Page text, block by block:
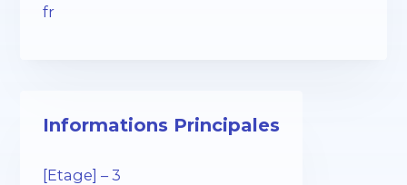
fr
Informations Principales
[Etage] – 3